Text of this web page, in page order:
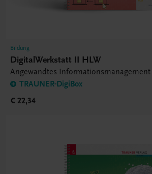
Bildung
DigitalWerkstatt II HLW
Angewandtes Informationsmanagement
TRAUNER-DigiBox
€ 22,34